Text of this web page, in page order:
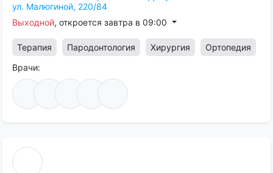
ул. Малюгиной, 220/84
Выходной, откроется завтра в 09:00
Терапия Пародонтология Хирургия
Ортопедия
Врачи: